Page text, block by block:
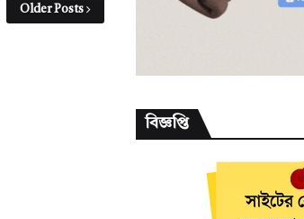
Older Posts
বিজ্ঞপ্তি